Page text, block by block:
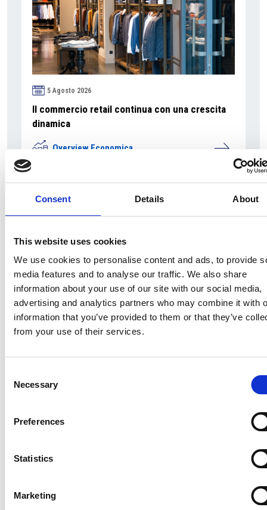
Consent Details About
This website uses cookies
We use cookies to personalise content and ads, to provide
media features and to analyse our traffic. We also share
information about your use of our site with our social media,
advertising and analytics partners who may combine it with
information that you’ve provided to them or that they’ve
from your use of their services.
Selection
Necessary
Preferences
Statistics
Marketing
5 Agosto 2026
Il commercio retail continua con una crescita
dinamica
Overview Economica
Repubblica Ceca